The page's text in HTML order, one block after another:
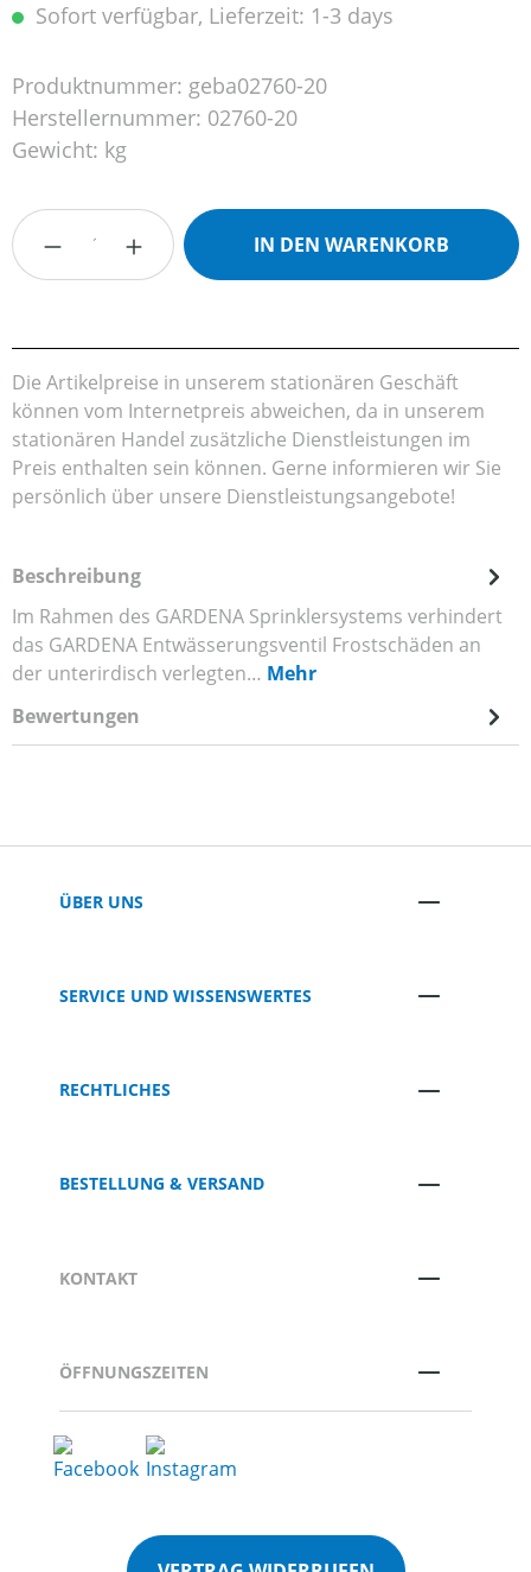
Sofort verfügbar, Lieferzeit: 1-3 days
Produktnummer: geba02760-20
Herstellernummer: 02760-20
Gewicht: kg
Produkt Anzahl: Gib den gewünschten
IN DEN WARENKORB
Die Artikelpreise in unserem stationären Geschäft
können vom Internetpreis abweichen, da in unserem
stationären Handel zusätzliche Dienstleistungen im
Preis enthalten sein können. Gerne informieren wir Sie
persönlich über unsere Dienstleistungsangebote!
Beschreibung
Im Rahmen des GARDENA Sprinklersystems verhindert
das GARDENA Entwässerungsventil Frostschäden an
der unterirdisch verlegten… Mehr
Bewertungen
ÜBER UNS
SERVICE UND WISSENSWERTES
RECHTLICHES
BESTELLUNG & VERSAND
KONTAKT
ÖFFNUNGSZEITEN